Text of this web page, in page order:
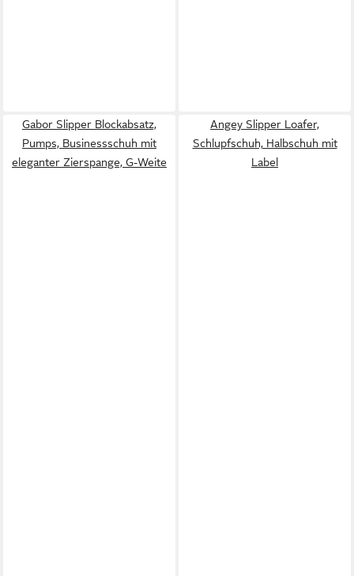
Gabor Slipper Blockabsatz,
Pumps, Businessschuh mit
eleganter Zierspange, G-Weite
Angey Slipper Loafer,
Schlupfschuh, Halbschuh mit
Label